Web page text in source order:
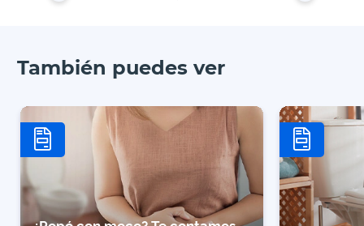
También puedes ver